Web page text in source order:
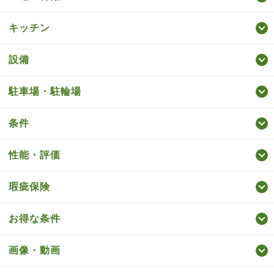
キッチン
設備
駐車場・駐輪場
条件
性能・評価
瑕疵保険
お得な条件
画像・動画